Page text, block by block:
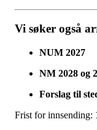
Vi søker også
NUM 2027
NM 2028 og
Forslag til
Frist for innsending: